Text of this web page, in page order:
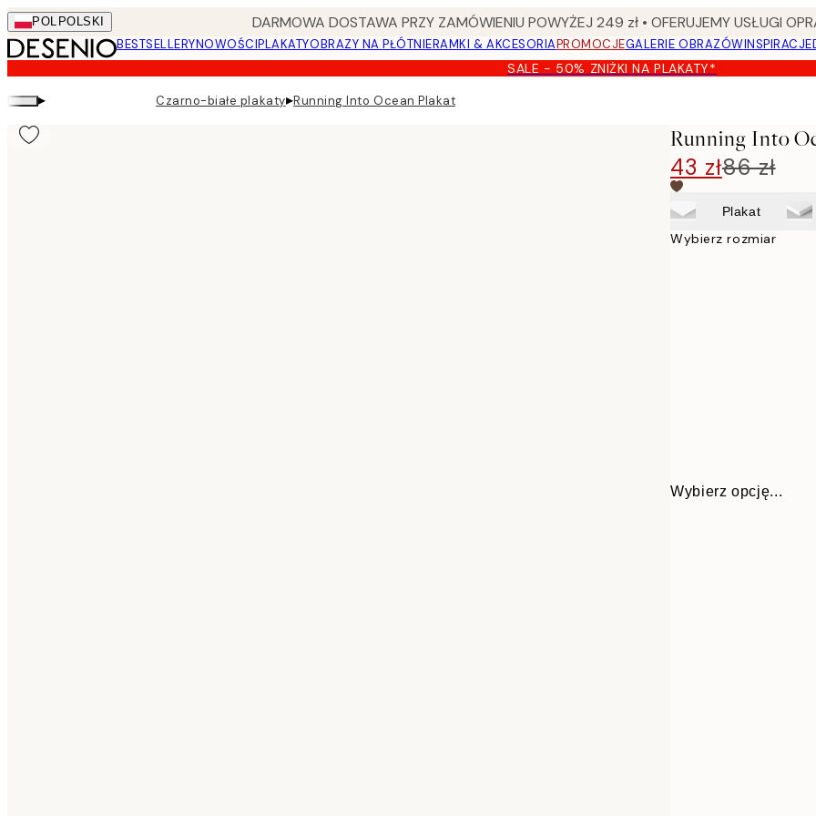
Skip
to
main
content.
POL POLSKI DARMOWA DOSTAWA PRZY ZAMÓWIENIU POWYŻEJ 249 zł • OFERUJEMY USŁUGI
BESTSELLERYNOWOŚCIPLAKATYOBRAZY NA PŁÓTNIERAMKI & AKCESORIAPROMOCJEGALERIE OBRAZÓWINSPIRACJE
SALE - 50% ZNIŻKI NA PLAKATY*
▸ Czarno-białe plakaty▸Running Into Ocean Plakat
Running Into
43 zł86 zł
Plakat
Wybierz rozmiar
Wybierz opcję...